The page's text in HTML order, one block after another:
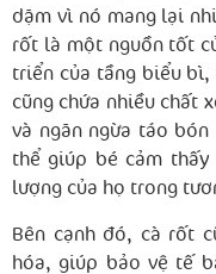
dặm vì nó mang lại
rốt là một nguồn tốt
triển của tầng biểu bì,
cũng chứa nhiều chất
và ngăn ngừa táo
thể giúp bé cảm
lượng của họ trong
Bên cạnh đó, cà rốt
hóa, giúp bảo vệ tế